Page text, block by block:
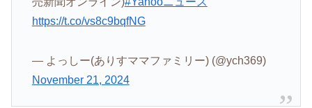
https://t.co/vs8c9bqfNG
— よっしー(ありすママファミリー) (@ych369)
November 21, 2024